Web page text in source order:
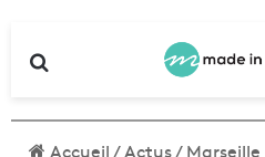
Accueil/Actus/Marseille